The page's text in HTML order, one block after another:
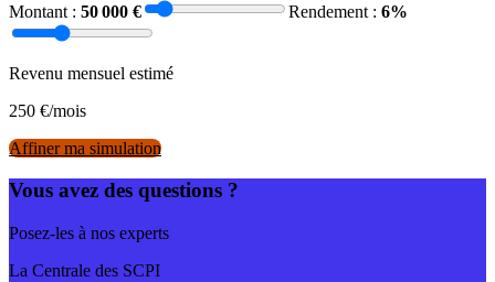
Montant : 50 000 € Rendement : 6%
Revenu mensuel estimé
250 €/mois
Affiner ma simulation
Vous avez des questions ?
Posez-les à nos experts
La Centrale des SCPI